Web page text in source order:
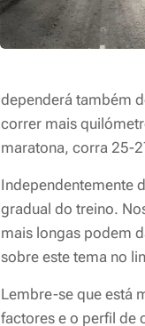
dependerá também
correr mais
maratona, corra 25-
Independentemente
gradual do treino.
mais longas podem
sobre este tema no
Lembre-se que está
factores e o perfil de